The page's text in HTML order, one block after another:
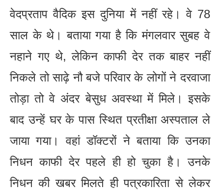
वेदप्रताप वैदिक इस दुनिया में नहीं रहे। वे 78
साल के थे। बताया गया है कि मंगलवार सुबह वे
नहाने गए थे, लेकिन काफी देर तक बाहर नहीं
निकले तो साढ़े नौ बजे परिवार के लोगों ने दरवाजा
तोड़ा तो वे अंदर बेसुध अवस्था में मिले। इसके
बाद उन्हें घर के पास स्थित प्रतीक्षा अस्पताल ले
जाया गया। वहां डॉक्टरों ने बताया कि उनका
निधन काफी देर पहले ही हो चुका है। उनके
निधन की खबर मिलते ही पत्रकारिता से लेकर